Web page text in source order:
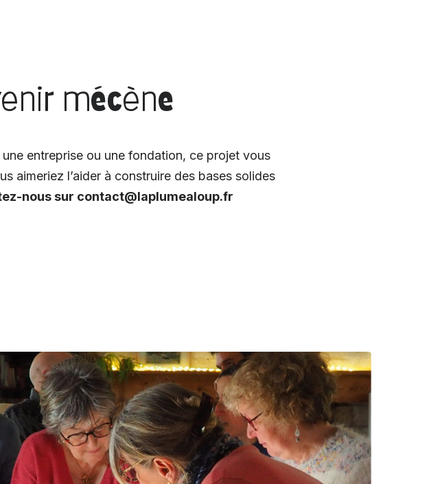
mécène
une entreprise ou une fondation, ce projet vous
aimeriez l’aider à construire des bases solides
nous sur contact@laplumealoup.fr